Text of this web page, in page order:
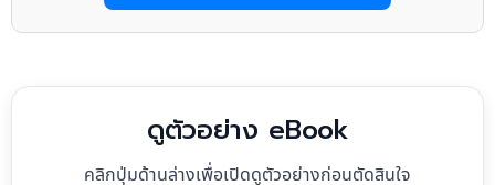
ดูตัวอย่าง eBook
คลิกปุ่มด้านล่างเพื่อเปิดดูตัวอย่างก่อนตัดสินใจ